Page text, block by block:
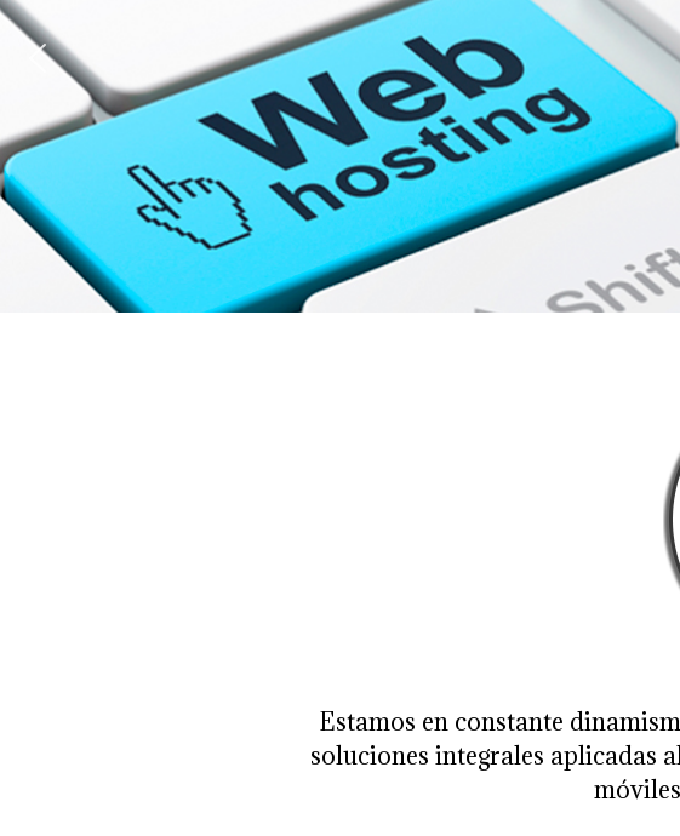
Estamos en constante
soluciones integrales aplicadas